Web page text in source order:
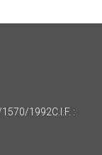
1992C.I.F. :